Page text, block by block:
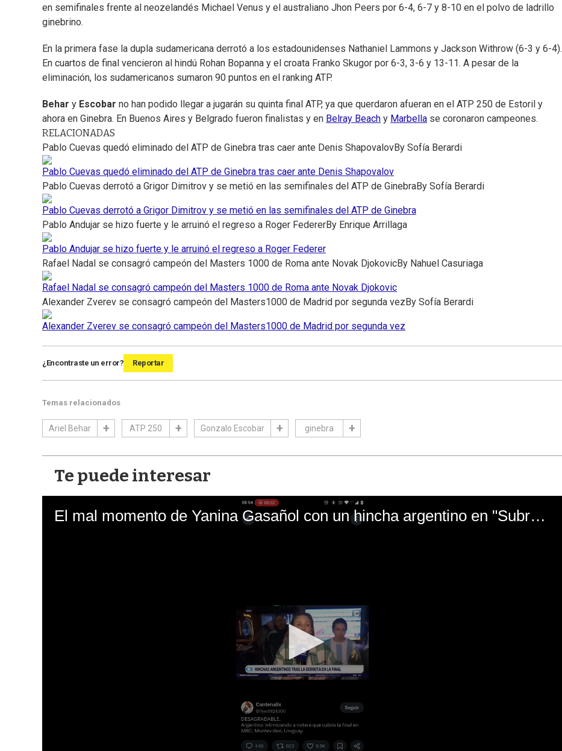
en semifinales frente al neozelandés Michael Venus y el australiano Jhon Peers por 6-4, 6-7 y 8-10 en el polvo de ladrillo
ginebrino.
En la primera fase la dupla sudamericana derrotó a los estadounidenses Nathaniel Lammons y Jackson Withrow (6-3 y 6-4).
En cuartos de final vencieron al hindú Rohan Bopanna y el croata Franko Skugor por 6-3, 3-6 y 13-11. A pesar de la
eliminación, los sudamericanos sumaron 90 puntos en el ranking ATP.
Behar y Escobar no han podido llegar a jugarán su quinta final ATP, ya que querdaron afueran en el ATP 250 de Estoril y
ahora en Ginebra. En Buenos Aires y Belgrado fueron finalistas y en Belray Beach y Marbella se coronaron campeones.
RELACIONADAS
Pablo Cuevas quedó eliminado del ATP de Ginebra tras caer ante Denis ShapovalovBy Sofía Berardi
Pablo Cuevas quedó eliminado del ATP de Ginebra tras caer ante Denis Shapovalov
Pablo Cuevas derrotó a Grigor Dimitrov y se metió en las semifinales del ATP de GinebraBy Sofía Berardi
Pablo Cuevas derrotó a Grigor Dimitrov y se metió en las semifinales del ATP de Ginebra
Pablo Andujar se hizo fuerte y le arruinó el regreso a Roger FedererBy Enrique Arrillaga
Pablo Andujar se hizo fuerte y le arruinó el regreso a Roger Federer
Rafael Nadal se consagró campeón del Masters 1000 de Roma ante Novak DjokovicBy Nahuel Casuriaga
Rafael Nadal se consagró campeón del Masters 1000 de Roma ante Novak Djokovic
Alexander Zverev se consagró campeón del Masters1000 de Madrid por segunda vez By Sofía Berardi
Alexander Zverev se consagró campeón del Masters1000 de Madrid por segunda vez
¿Encontraste un error? Reportar
Temas relacionados
Ariel Behar ATP 250 Gonzalo Escobar ginebra
Te puede interesar
El mal momento de Yanina Gasañol con un hincha argentino en "Subrayado"